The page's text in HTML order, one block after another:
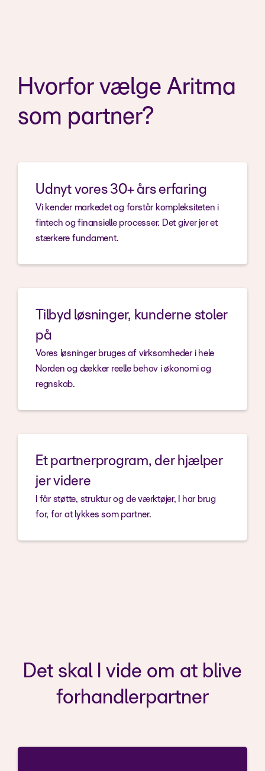
Hvorfor vælge Aritma
som partner?
Udnyt vores 30+ års erfaring
Vi kender markedet og forstår kompleksiteten i
fintech og finansielle processer. Det giver jer et
stærkere fundament.
Tilbyd løsninger, kunderne stoler
på
Vores løsninger bruges af virksomheder i hele
Norden og dækker reelle behov i økonomi og
regnskab.
Et partnerprogram, der hjælper
jer videre
I får støtte, struktur og de værktøjer, I har brug
for, for at lykkes som partner.
Det skal I vide om at blive
forhandlerpartner